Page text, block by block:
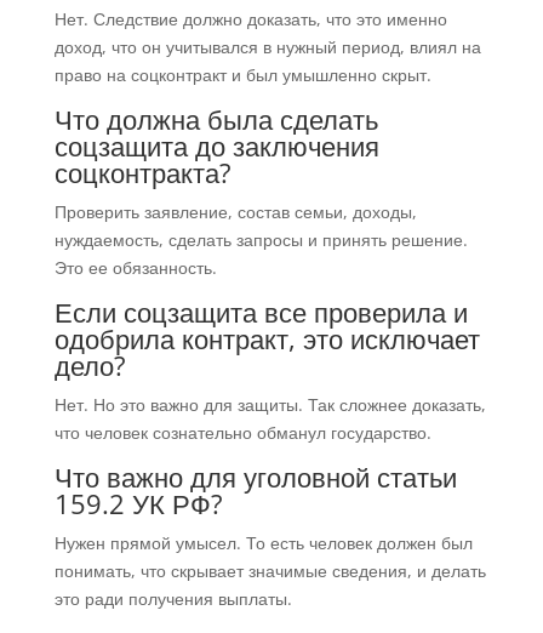
Нет. Следствие должно доказать, что это именно
доход, что он учитывался в нужный период, влиял на
право на соцконтракт и был умышленно скрыт.
Что должна была сделать
соцзащита до заключения
соцконтракта?
Проверить заявление, состав семьи, доходы,
нуждаемость, сделать запросы и принять решение.
Это ее обязанность.
Если соцзащита все проверила и
одобрила контракт, это исключает
дело?
Нет. Но это важно для защиты. Так сложнее доказать,
что человек сознательно обманул государство.
Что важно для уголовной статьи
159.2 УК РФ?
Нужен прямой умысел. То есть человек должен был
понимать, что скрывает значимые сведения, и делать
это ради получения выплаты.